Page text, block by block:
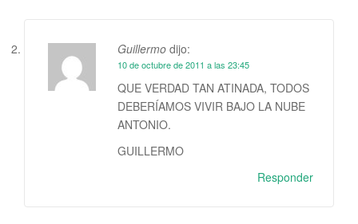
Guillermo dijo:
10 de octubre de 2011 a las 23:45
QUE VERDAD TAN ATINADA, TODOS
DEBERÍAMOS VIVIR BAJO LA NUBE
ANTONIO.
GUILLERMO
Responder